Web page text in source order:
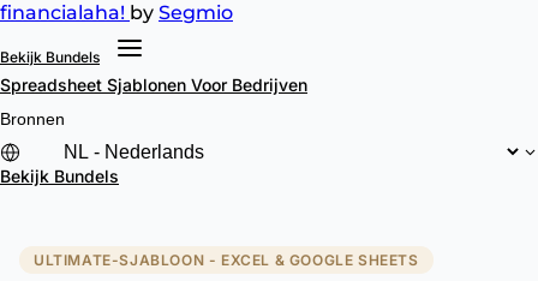
financialaha! by Segmio
Bekijk Bundels
Spreadsheet Sjablonen Voor Bedrijven
Bronnen
Bekijk Bundels
ULTIMATE-SJABLOON - EXCEL & GOOGLE SHEETS